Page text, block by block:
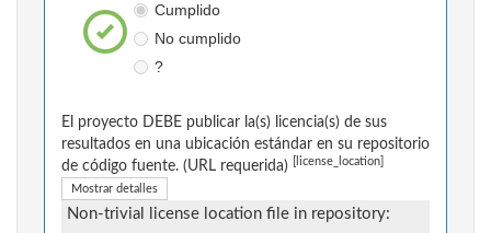
Cumplido
No cumplido
?
El proyecto DEBE publicar la(s) licencia(s) de sus
resultados en una ubicación estándar en su repositorio
de código fuente. (URL requerida)
[license_location]
Mostrar detalles
Non-trivial license location file in repository: